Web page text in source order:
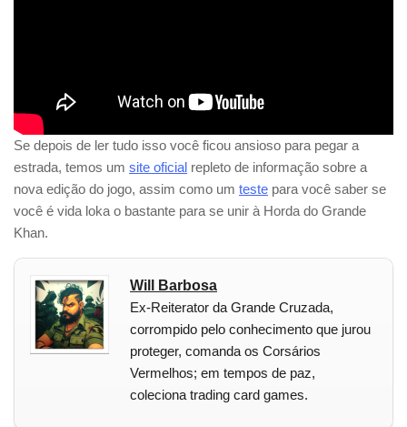
Se depois de ler tudo isso você ficou ansioso para pegar a
estrada, temos um site oficial repleto de informação sobre a
nova edição do jogo, assim como um teste para você saber se
você é vida loka o bastante para se unir à Horda do Grande
Khan.
Will Barbosa
Ex-Reiterator da Grande Cruzada,
corrompido pelo conhecimento que jurou
proteger, comanda os Corsários
Vermelhos; em tempos de paz,
coleciona trading card games.